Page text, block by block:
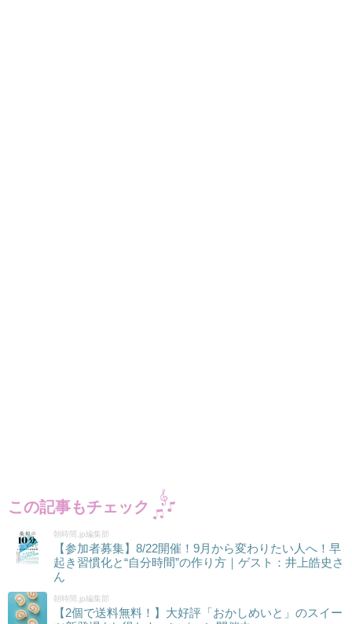
この記事もチェック
朝時間.jp編集部
【参加者募集】8/22開催！9月から変わりたい人へ！早
起き習慣化と“自分時間”の作り方｜ゲスト：井上皓史さ
ん
朝時間.jp編集部
【2個で送料無料！】大好評「おかしめいと」のスイー